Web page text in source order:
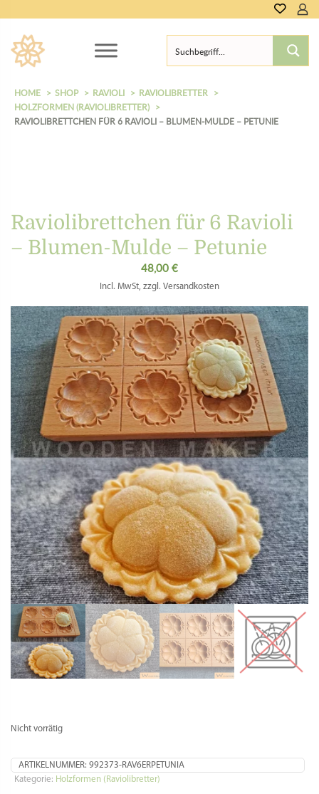
0,00
HOME SHOP RAVIOLI
RAVIOLIBRETTER
HOLZFORMEN (RAVIOLIBRETTER)
RAVIOLIBRETTCHEN FÜR 6 RAVIOLI – BLUMEN-MULDE – PETUNIE
Raviolibrettchen für 6 Ravioli
– Blumen-Mulde – Petunie
48,00 €
Incl. MwSt, zzgl. Versandkosten
Nicht vorrätig
ARTIKELNUMMER: 992373-RAV6ERPETUNIA
Kategorie: Holzformen (Raviolibretter)